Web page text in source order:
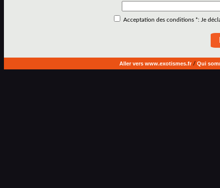
Acceptation des conditions *: Je
Aller vers www.exotismes.fr/ Qui